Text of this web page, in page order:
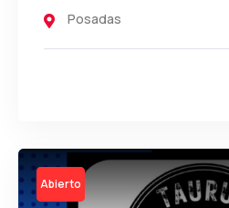
Posadas
Open